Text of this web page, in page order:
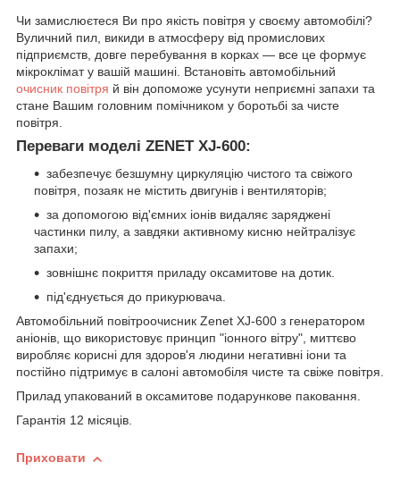
Чи замислюєтеся Ви про якість повітря у своєму автомобілі?
Вуличний пил, викиди в атмосферу від промислових
підприємств, довге перебування в корках — все це формує
мікроклімат у вашій машині. Встановіть автомобільний
очисник повітря й він допоможе усунути неприємні запахи та
стане Вашим головним помічником у боротьбі за чисте
повітря.
Переваги моделі ZENET XJ-600:
забезпечує безшумну циркуляцію чистого та свіжого
повітря, позаяк не містить двигунів і вентиляторів;
за допомогою від'ємних іонів видаляє заряджені
частинки пилу, а завдяки активному кисню нейтралізує
запахи;
зовнішнє покриття приладу оксамитове на дотик.
під'єднується до прикурювача.
Автомобільний повітроочисник Zenet XJ-600 з генератором
аніонів, що використовує принцип "іонного вітру", миттєво
виробляє корисні для здоров'я людини негативні іони та
постійно підтримує в салоні автомобіля чисте та свіже повітря.
Прилад упакований в оксамитове подарункове паковання.
Гарантія 12 місяців.
Приховати